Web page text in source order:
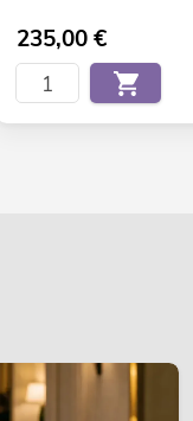
235,00€